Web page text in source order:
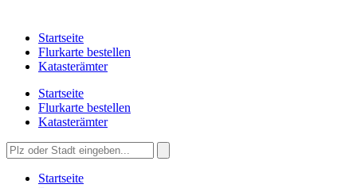
Startseite
Flurkarte bestellen
Katasterämter
Startseite
Flurkarte bestellen
Katasterämter
Startseite